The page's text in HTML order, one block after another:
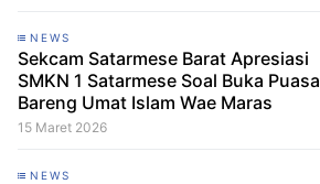
NEWS
Sekcam Satarmese Barat Apresiasi
SMKN 1 Satarmese Soal Buka Puasa
Bareng Umat Islam Wae Maras
15 Maret 2026
NEWS